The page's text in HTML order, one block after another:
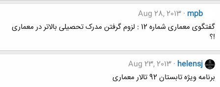
mpb
Aug 28, 2013
گفتگوی معماری شماره 12 : لزوم گرفتن مدرک تحصیلی بالاتر در معماری
!؟
helensj
Aug 23, 2013
برنامه ویژه تابستان 92 تالار معماری